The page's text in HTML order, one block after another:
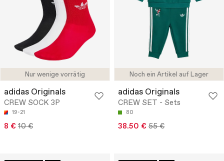
Nur wenige vorrätig
adidas Originals
CREW SOCK 3P
19-21
8 € 10 €
Noch ein Artikel auf Lager
adidas Originals
CREW SET - Sets
80
38.50 € 55 €